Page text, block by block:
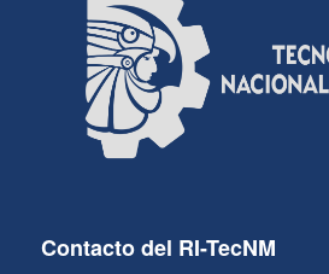
Contacto del RI-TecNM